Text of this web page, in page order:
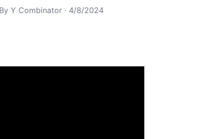
By Y Combinator · 4/8/2024